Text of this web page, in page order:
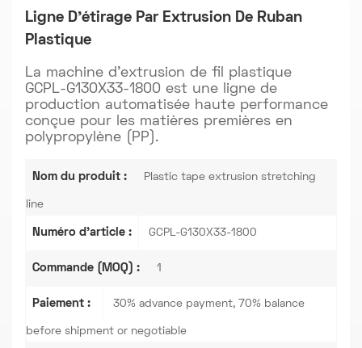
Ligne D'étirage Par Extrusion De Ruban
Plastique
La machine d'extrusion de fil plastique
GCPL-G130X33-1800 est une ligne de
production automatisée haute performance
conçue pour les matières premières en
polypropylène (PP).
Nom du produit : Plastic tape extrusion stretching
line
Numéro d'article : GCPL-G130X33-1800
Commande (MOQ) : 1
Paiement : 30% advance payment, 70% balance
before shipment or negotiable